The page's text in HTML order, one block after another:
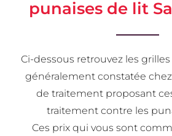
punaises de lit
Ci-dessous retrouvez les
généralement constatée
de traitement proposant
traitement contre les
Ces prix qui vous sont